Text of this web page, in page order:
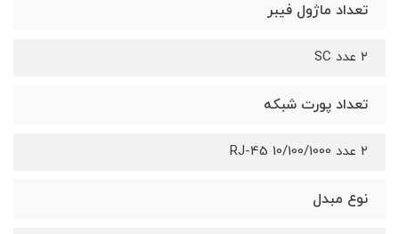
تعداد ماژول فیبر
۲ عدد SC
تعداد پورت شبکه
۲ عدد RJ-45 10/100/1000
نوع مبدل